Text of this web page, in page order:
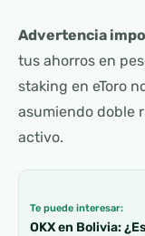
Advertencia
tus ahorros en
staking en eToro
asumiendo doble
activo.
Te puede interesar:
OKX en Bolivia: